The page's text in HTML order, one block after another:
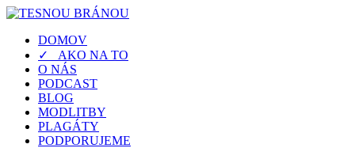
Skip
contentDOMOV
✓ AKO NA TO
O NÁS
PODCAST
BLOG
MODLITBY
PLAGÁTY
PODPORUJEME